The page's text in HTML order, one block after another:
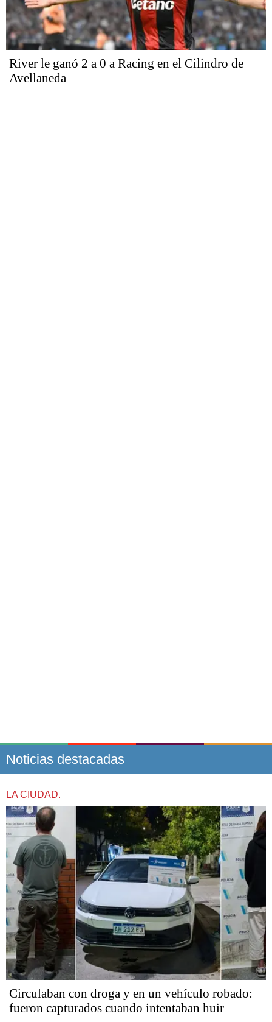
River le ganó 2 a 0 a Racing en el Cilindro de
Avellaneda
Noticias destacadas
LA CIUDAD.
Circulaban con droga y en un vehículo robado:
fueron capturados cuando intentaban huir